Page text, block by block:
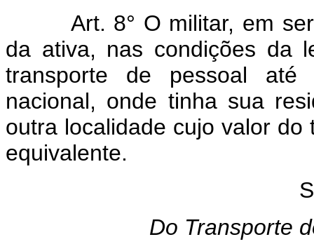
Art. 8° O militar, em
da ativa, nas condições da
transporte de pessoal
nacional, onde tinha sua
outra localidade cujo valor
equivalente.
Do Transporte